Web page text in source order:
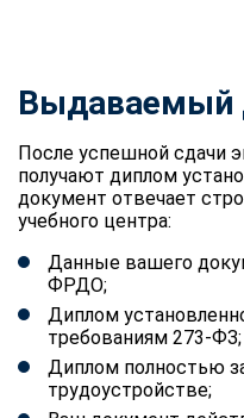
Выдаваемый
После успешной сдачи
получают диплом
документ отвечает
учебного центра:
Данные вашего
ФРДО;
Диплом
требованиям 273-ФЗ;
Диплом полностью
трудоустройстве;